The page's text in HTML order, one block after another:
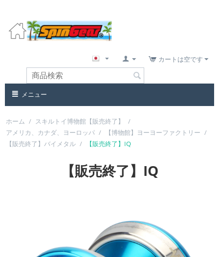
カートは空です
メニュー
ホーム / スキルトイ博物館【販売終了】
/
アメリカ、カナダ、ヨーロッパ / 【博物館】ヨーヨーファクトリー /
【販売終了】バイメタル / 【販売終了】IQ
【販売終了】IQ